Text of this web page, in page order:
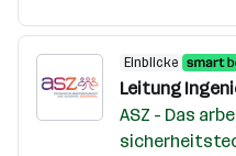
Einblicke
Leitung
ASZ - Das